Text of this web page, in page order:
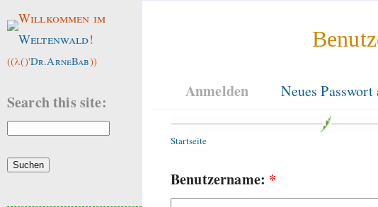
Anmelden Neues
Startseite
Benutzername: *
Willkommen im
Weltenwald!
((λ()'Dr.ArneBab))
Search this site: